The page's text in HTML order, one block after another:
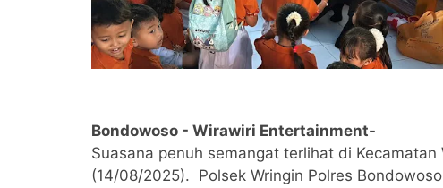
Bondowoso - Wirawiri Entertainment-
Suasana penuh semangat terlihat di
(14/08/2025). Polsek Wringin Polres